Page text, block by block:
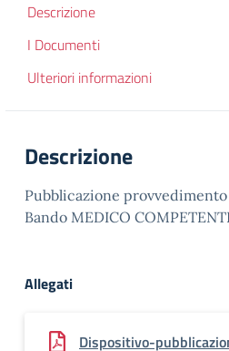
Descrizione
I Documenti
Ulteriori informazioni
Descrizione
Pubblicazione
Bando MEDICO
Allegati
Dispositivo-